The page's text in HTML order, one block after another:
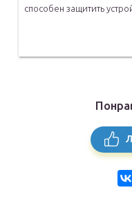
способен защитить